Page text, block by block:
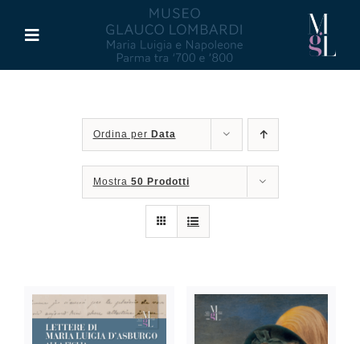
contenuto
Toggle
Maria Luigia d’Asburgo
Attività
Ordina per Data
Mostra 50 Prodotti